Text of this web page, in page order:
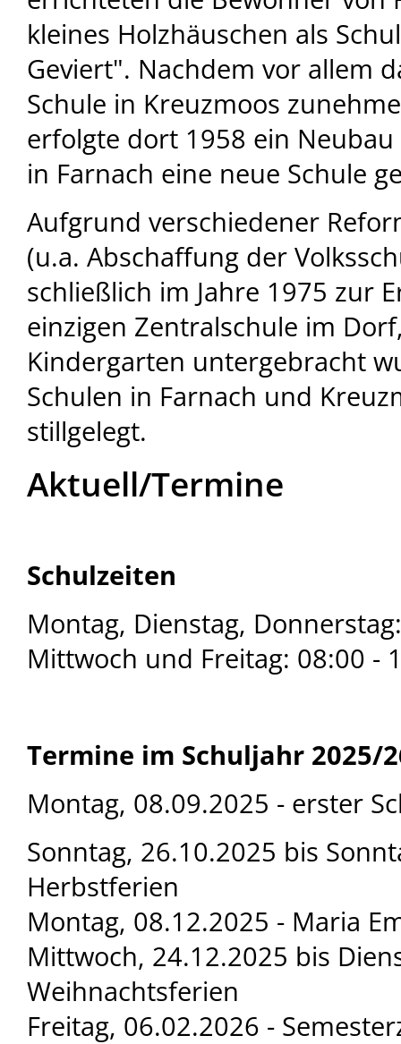
kleines Holzhäuschen als
Geviert". Nachdem vor allem
Schule in Kreuzmoos
erfolgte dort 1958 ein
in Farnach eine neue Schule
Aufgrund verschiedener
(u.a. Abschaffung der
schließlich im Jahre 1975 zur
einzigen Zentralschule im
Kindergarten untergebracht
Schulen in Farnach und
stillgelegt.
Aktuell/Termine
Schulzeiten
Montag, Dienstag,
Mittwoch und Freitag: 08:00 -
Termine im Schuljahr 2025/
Montag, 08.09.2025 - erster
Sonntag, 26.10.2025 bis
Herbstferien
Montag, 08.12.2025 - Maria
Mittwoch, 24.12.2025 bis
Weihnachtsferien
Freitag, 06.02.2026 -